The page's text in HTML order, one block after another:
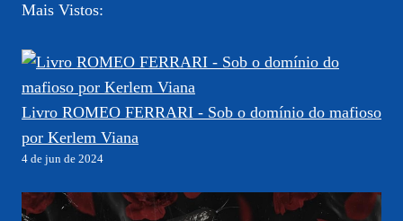
Mais Vistos:
Livro ROMEO FERRARI - Sob o domínio do mafioso
por Kerlem Viana
4 de jun de 2024